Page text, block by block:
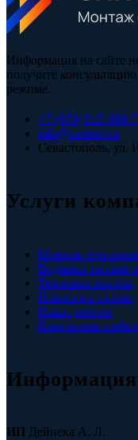
Информация на сайте
получите
режиме.
+7 (978) 515-999-7
info@santsev.ru
Севастополь, ул.
Услуги
Монтаж
Водяные теплые
Тепловые насосы
Новости и статьи
Наши работы
Контактная
Информация
ИП Дейнека А. Л.